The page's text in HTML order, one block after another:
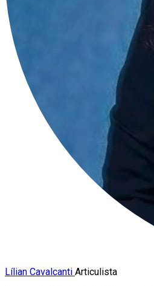
Lílian Cavalcanti Articulista